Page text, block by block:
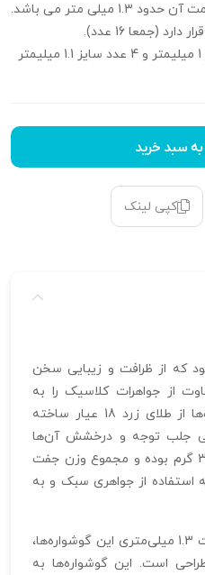
ابعاد آن 30*16*14 میلی متر و ضخامت آن حدود 1.3 میلی متر می باشد.
سبد خرید
کپی لینک
که از ظرافت و زیبایی سخن
از جواهرات کلاسیک را به
نمایش می‌گذارد. این گوشواره‌ها از طلای زرد 18 عیار ساخته
جلب توجه و درخشش آن‌ها
می‌باشد. وزن هر گوشواره 3.82 گرم بوده و مجموع وزن جفت
استفاده از جواهری سبک و به
14 میلی‌متر و ضخامت 1.3 میلی‌متری این گوشواره‌ها،
است. این گوشواره‌ها به